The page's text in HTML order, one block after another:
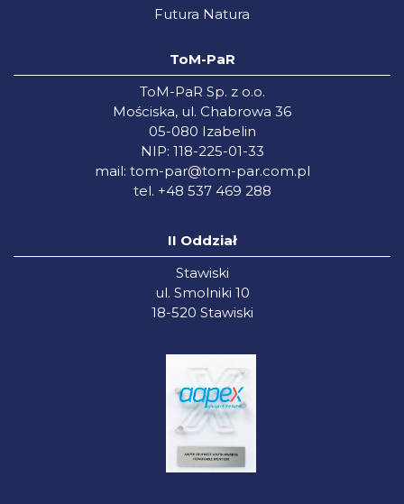
Futura Natura
ToM-PaR
ToM-PaR Sp. z o.o.
Mościska, ul. Chabrowa 36
05-080 Izabelin
NIP: 118-225-01-33
mail: tom-par@tom-par.com.pl
tel. +48 537 469 288
II Oddział
Stawiski
ul. Smolniki 10
18-520 Stawiski